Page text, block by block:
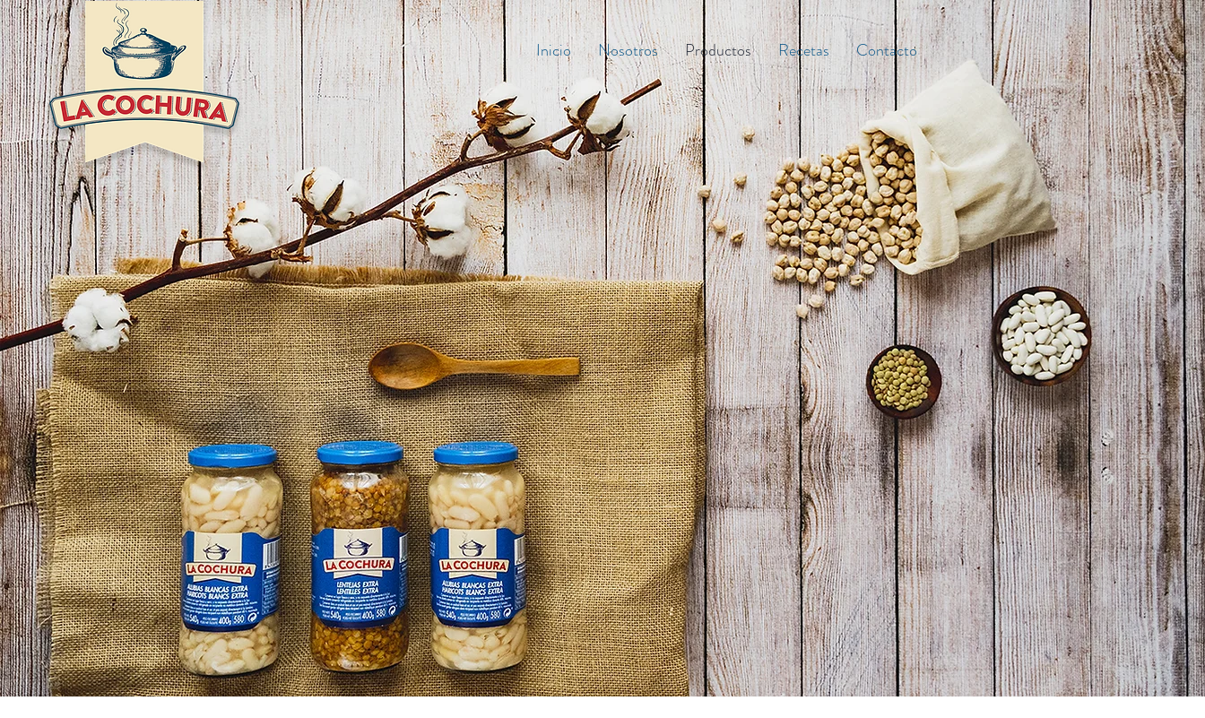
Inicio Nosotros Productos Recetas Contacto
COCIDO
El valor del tiempo y a los que
no dispone del suficiente